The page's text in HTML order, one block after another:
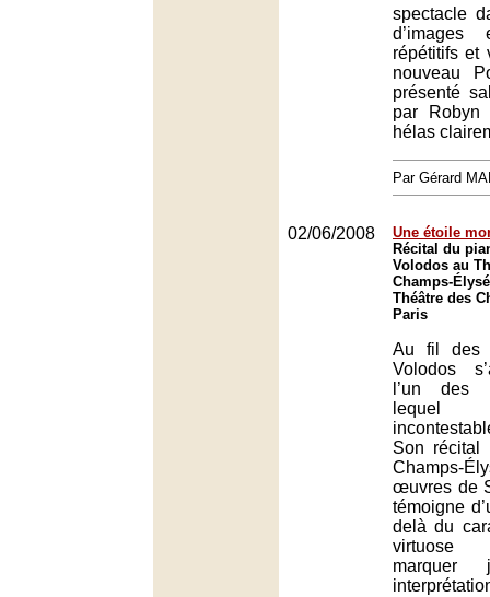
spectacle
répétitifs et
nouveau
présenté
par Robyn
hélas
Par Gérard
02/06/2008
Une étoile
Récital du
Volodos au
Champs-
Théâtre des
Paris
Au fil des
Volodos
l’un des
Son récital
Champs-
œuvres de
témoigne
delà du
virtuose
marquer